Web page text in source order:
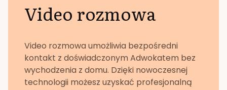
Video rozmowa
Video rozmowa umożliwia bezpośredni
kontakt z doświadczonym Adwokatem bez
wychodzenia z domu. Dzięki nowoczesnej
technologii możesz uzyskać profesjonalną